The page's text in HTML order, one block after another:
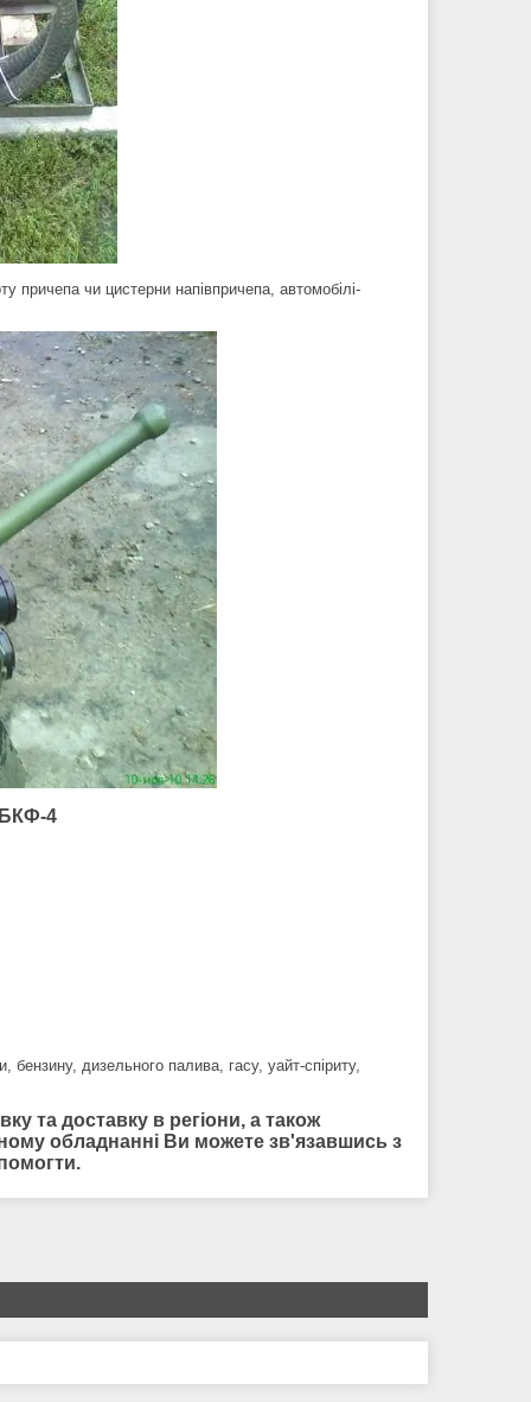
чи цистерни напівпричепа, автомобілі-
БКФ-4
дизельного палива, гасу, уайт-спіриту,
та доставку в регіони, а також
обладнанні Ви можете зв'язавшись з